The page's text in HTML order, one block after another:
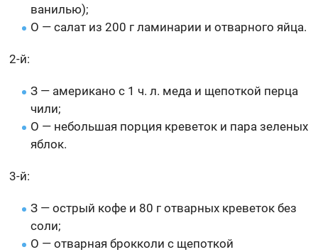
ванилью);
О — салат из 200 г ламинарии и отварного яйца.
2-й:
З — американо с 1 ч. л. меда и щепоткой перца
чили;
О — небольшая порция креветок и пара зеленых
яблок.
3-й:
З — острый кофе и 80 г отварных креветок без
соли;
О — отварная брокколи с щепоткой